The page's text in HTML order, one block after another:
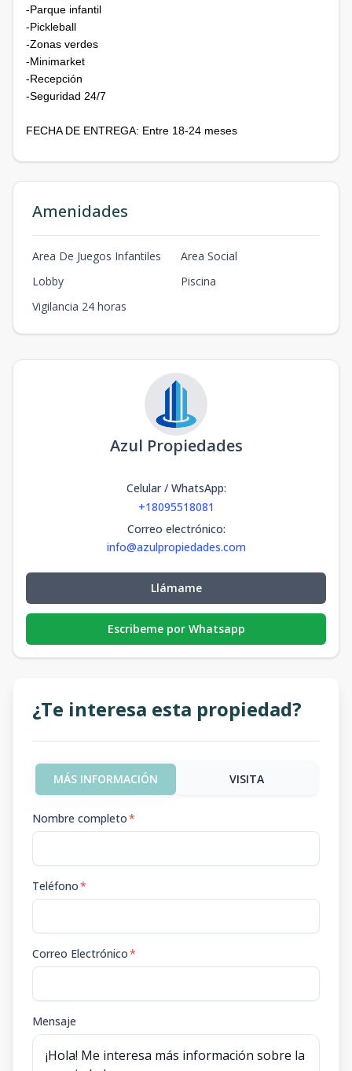
-Parque infantil
-Pickleball
-Zonas verdes
-Minimarket
-Recepción
-Seguridad 24/7
FECHA DE ENTREGA: Entre 18-24 meses
Amenidades
Area De Juegos Infantiles
Area Social
Lobby
Piscina
Vigilancia 24 horas
Azul Propiedades
Celular / WhatsApp:
+18095518081
Correo electrónico:
info@azulpropiedades.com
Llámame
Escribeme por Whatsapp
¿Te interesa esta propiedad?
MÁS INFORMACIÓN VISITA
Nombre completo*
Teléfono*
Correo Electrónico*
Mensaje